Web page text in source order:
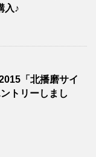
入♪
「北播磨サイ
トリーしまし